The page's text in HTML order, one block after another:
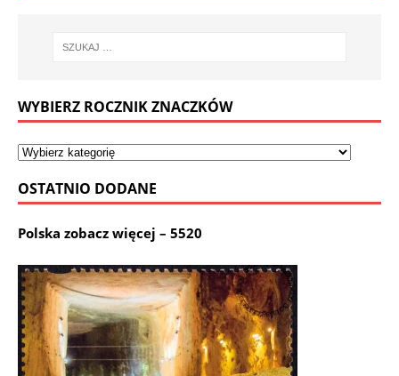
WYBIERZ ROCZNIK ZNACZKÓW
OSTATNIO DODANE
Polska zobacz więcej – 5520